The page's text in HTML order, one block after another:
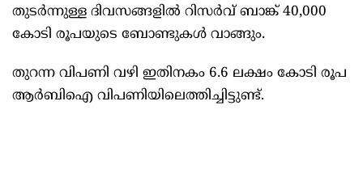
തുടര്‍ന്നുള്ള ദിവസങ്ങളില്‍ റിസര്‍വ്‌ ബാങ്ക്‌ 40,000
കോടി രൂപയുടെ ബോണ്ടുകള്‍ വാങ്ങും.
തുറന്ന വിപണി വഴി ഇതിനകം 6.6 ലക്ഷം കോടി രൂപ
ആര്‍ബിഐ വിപണിയിലെത്തിച്ചിട്ടുണ്ട്‌.